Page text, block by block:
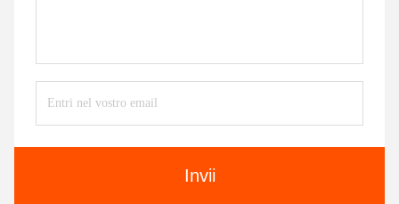
Invii